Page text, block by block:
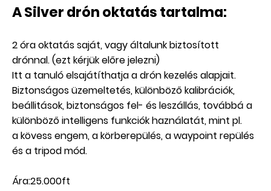
A Silver drón oktatás tartalma:
2 óra oktatás saját, vagy általunk biztosított
drónnal. (ezt kérjük előre jelezni)
Itt a tanuló elsajátíthatja a drón kezelés alapjait.
Biztonságos üzemeltetés, különböző kalibrációk,
beállitások, biztonságos fel- és leszállás, továbbá a
különböző intelligens funkciók haználatát, mint pl.
a kövess engem, a körberepülés, a waypoint repülés
és a tripod mód.
Ára:25.000ft